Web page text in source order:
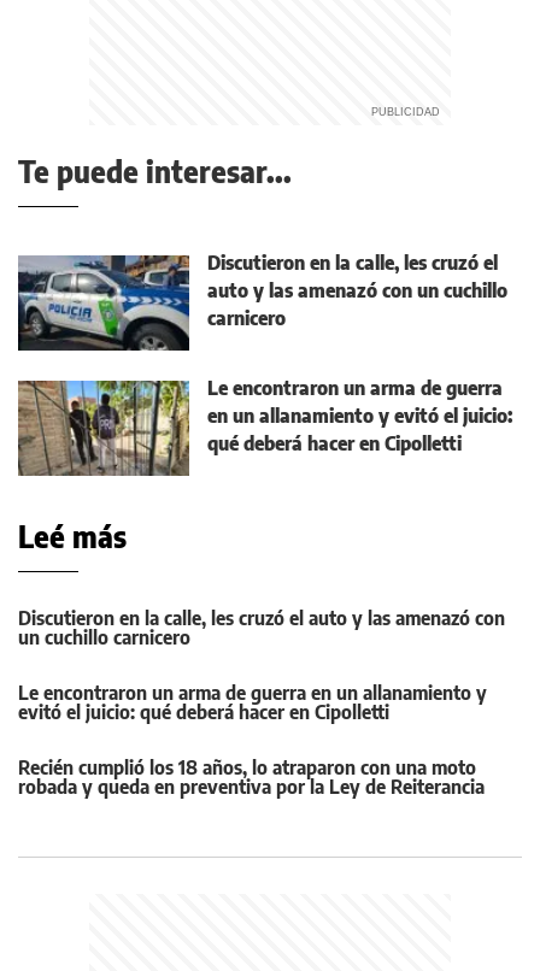
Te puede interesar...
Discutieron en la calle, les cruzó el
auto y las amenazó con un cuchillo
carnicero
Le encontraron un arma de guerra
en un allanamiento y evitó el juicio:
qué deberá hacer en Cipolletti
Leé más
Discutieron en la calle, les cruzó el auto y las amenazó con
un cuchillo carnicero
Le encontraron un arma de guerra en un allanamiento y
evitó el juicio: qué deberá hacer en Cipolletti
Recién cumplió los 18 años, lo atraparon con una moto
robada y queda en preventiva por la Ley de Reiterancia